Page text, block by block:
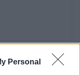
Personal